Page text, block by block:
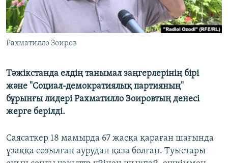
Рахматилло Зоиров
Тәжікстанда елдің танымал заңгерлерінің бірі
және "Социал-демократиялық партияның"
бұрынғы лидері Рахматилло Зоировтың денесі
жерге берілді.
Саясаткер 18 мамырда 67 жасқа қараған шағында
ұзаққа созылған аурудан қаза болған. Туыстары